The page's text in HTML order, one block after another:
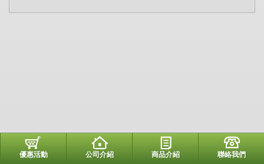
優惠活動 公司介紹 商品介紹 聯絡我們